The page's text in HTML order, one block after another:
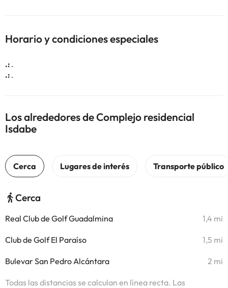
Horario y condiciones especiales
.: .
.: .
Los alrededores de Complejo residencial
Isdabe
Cerca
Real Club de Golf Guadalmina 1,4 mi
Club de Golf El Paraíso 1,5 mi
Bulevar San Pedro Alcántara 2 mi
Todas las distancias se calculan en línea recta. Las